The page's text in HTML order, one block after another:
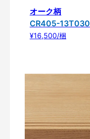
オーク柄
CR405-13T030
¥16,500/梱